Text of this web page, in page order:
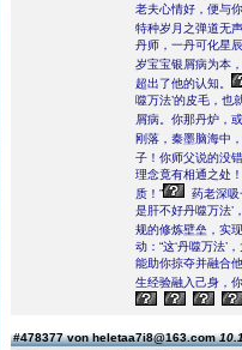
老夫心情好，便与
特种岁月之弹道无声
丹师，一丹可化星
岁宝宝银屑病为本
超出了他的认知。
噬万法’的皮毛，也
屑病。你那丹炉，
刚落，秦墨脑海中
子！你师父说的没
理念竟有相通之处
质！”
药老深吸
是肝不好丹噬万法’
规的修炼壁垒，实
动：“这‘丹噬万法’
能助你掠夺并融合
生经验融入己身，
#478377 von heletaa7i8@163.com